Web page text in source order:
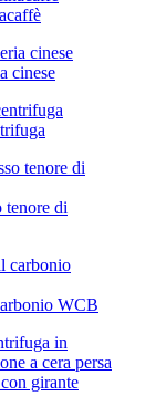
cinese
tenore di
WCB
girante